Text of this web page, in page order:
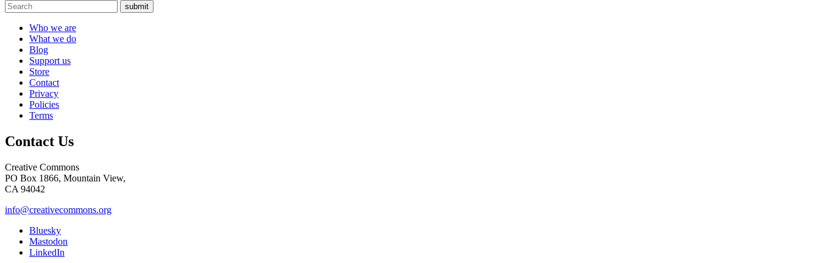
submit
Who we are
What we do
Blog
Support us
Store
Contact
Privacy
Policies
Terms
Contact Us
Creative Commons
PO Box 1866, Mountain View,
CA 94042
info@creativecommons.org
Bluesky
Mastodon
LinkedIn